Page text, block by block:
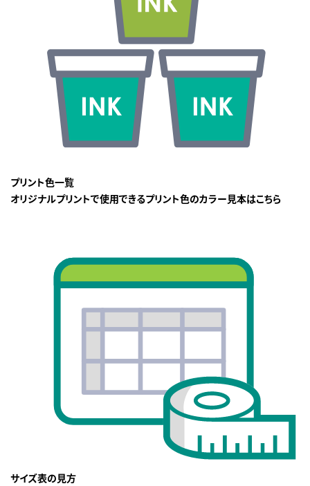
プリント色一覧
オリジナルプリントで使用できるプリント色のカラー見本はこちら
サイズ表の見方